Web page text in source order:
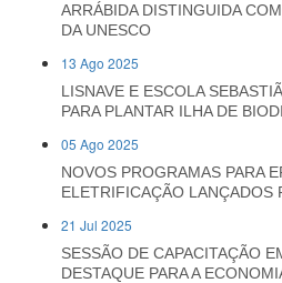
ARRÁBIDA DISTINGUIDA
DA UNESCO
13 Ago 2025
LISNAVE E ESCOLA
PARA PLANTAR ILHA DE
05 Ago 2025
NOVOS PROGRAMAS PARA
ELETRIFICAÇÃO LANÇADOS
21 Jul 2025
SESSÃO DE CAPACITAÇÃO
DESTAQUE PARA A